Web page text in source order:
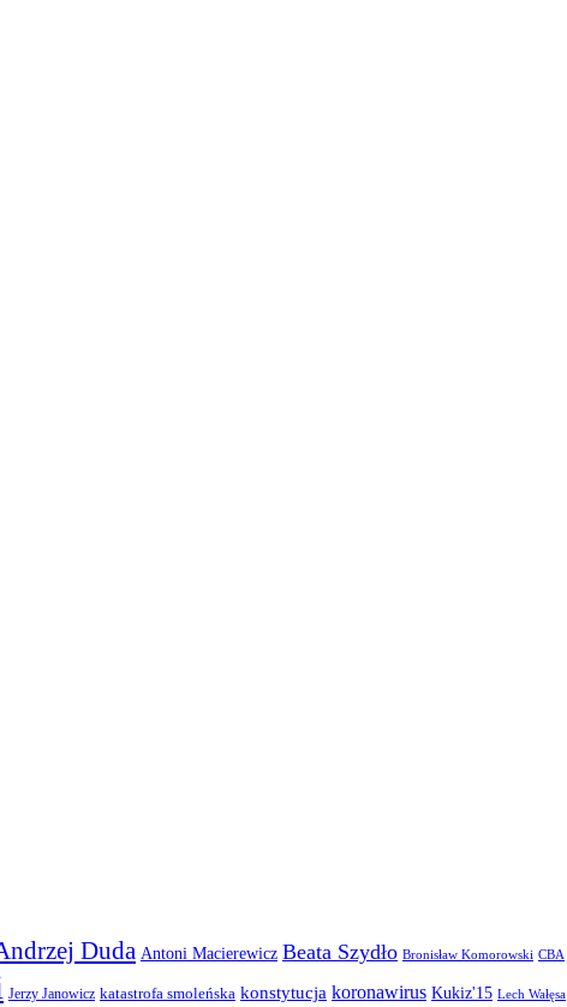
Duda Antoni Macierewicz Beata Szydło Bronisław Komorowski CBA
Jerzy Janowicz katastrofa smoleńska konstytucja koronawirus Kukiz'15 Lech Wałęsa